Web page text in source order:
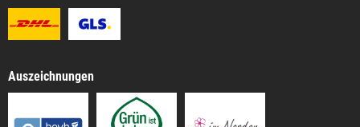
Auszeichnungen